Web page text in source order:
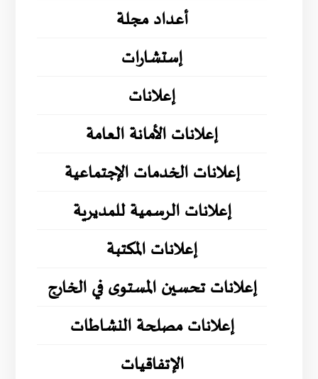
أعداد مجلة
إستشارات
إعلانات
إعلانات الأمانة العامة
إعلانات الخدمات الإجتماعية
إعلانات الرسمية للمديرية
إعلانات المكتبة
إعلانات تحسين المستوى في الخارج
إعلانات مصلحة النشاطات
الإتفاقيات